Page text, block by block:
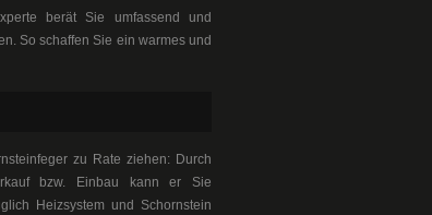
berät Sie umfassend und
So schaffen Sie ein warmes und
zu Rate ziehen: Durch
bzw. Einbau kann er Sie
Heizsystem und Schornstein